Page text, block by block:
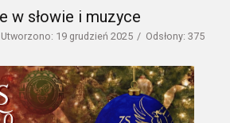
w słowie i muzyce
Utworzono: 19 grudzień 2025 Odsłony: 375